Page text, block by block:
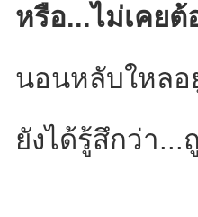
หรือ...ไม่เคยต้
นอนหลับใหลอ
ยังได้รู้สึกว่า